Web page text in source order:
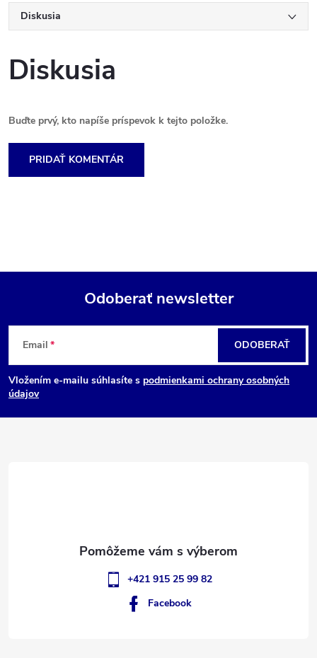
Diskusia
Diskusia
Buďte prvý, kto napíše príspevok k tejto položke.
PRIDAŤ KOMENTÁR
Z
á
p
Odoberať newsletter
Email
Vložením e-mailu súhlasíte s podmienkami ochrany osobných
údajov
ODOBERAŤ
+421 915 25 99 82
Facebook